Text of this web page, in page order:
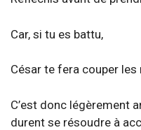
Car, si tu es battu,
César te fera couper les
C’est donc légèrement
durent se résoudre à